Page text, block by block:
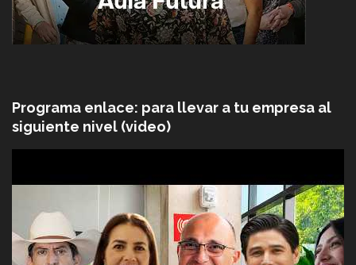
Programa enlace: para llevar a tu empresa al
siguiente nivel (video)